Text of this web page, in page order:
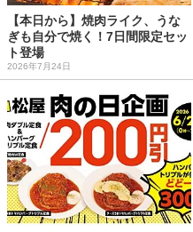
【本日から】焼肉ライク、うな
ぎも自分で焼く！7日間限定セッ
ト登場
2026年7月24日